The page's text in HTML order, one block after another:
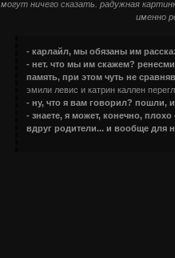
могут ничего сказать. радужная
именно
- карлайл, мы обязаны им
- нет. что мы им скажем?
память, при этом чуть не
эмили левис и катрин каллен
- ну, что я вам говорил? пошли,
- знаете, я может, конечно,
вдруг родители... и вообще для